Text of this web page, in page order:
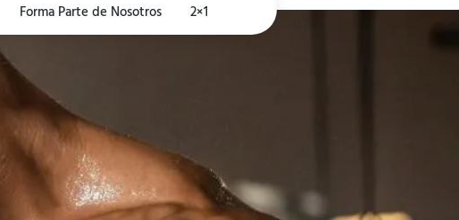
Forma Parte de Nosotros 2×1